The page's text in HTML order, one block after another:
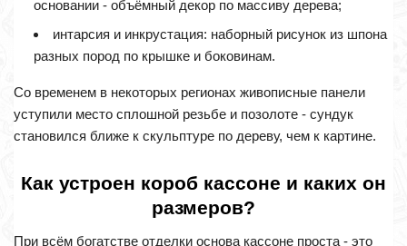
основании - объёмный декор по массиву дерева;
интарсия и инкрустация: наборный рисунок из шпона
разных пород по крышке и боковинам.
Со временем в некоторых регионах живописные панели
уступили место сплошной резьбе и позолоте - сундук
становился ближе к скульптуре по дереву, чем к картине.
Как устроен короб кассоне и каких он
размеров?
При всём богатстве отделки основа кассоне проста - это